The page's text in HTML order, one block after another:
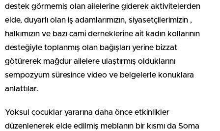
destek görmemiş olan ailelerine giderek aktivitelerden
elde, duyarlı olan iş adamlarımızın, siyasetçilerimizin ,
halkımızın ve bazı cami derneklerine ait kadın kollarının
desteğiyle toplanmış olan bağışları yerine bizzat
götürerek mağdur ailelere ulaştırmış olduklarını
sempozyum süresince video ve belgelerle konuklara
anlattılar.
Yoksul çocuklar yararına daha önce etkinlikler
düzenlenerek elde edilmiş meblanın bir kısmı da Soma